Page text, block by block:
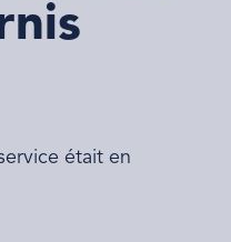
était en